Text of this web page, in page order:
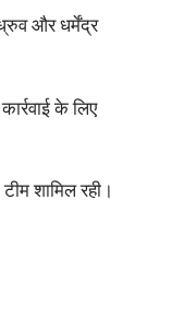
और धर्मेंद्र
के लिए
शामिल रही।